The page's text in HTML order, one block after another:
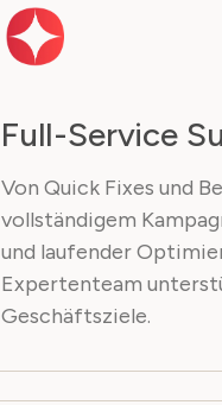
Full-Service
Von Quick Fixes und
vollständigem
und laufender
Expertenteam
Geschäftsziele.